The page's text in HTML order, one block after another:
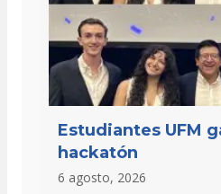
Estudiantes UFM
hackatón
6 agosto, 2026